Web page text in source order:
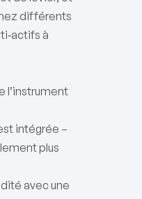
différents
à
l’instrument
intégrée –
plus
avec une